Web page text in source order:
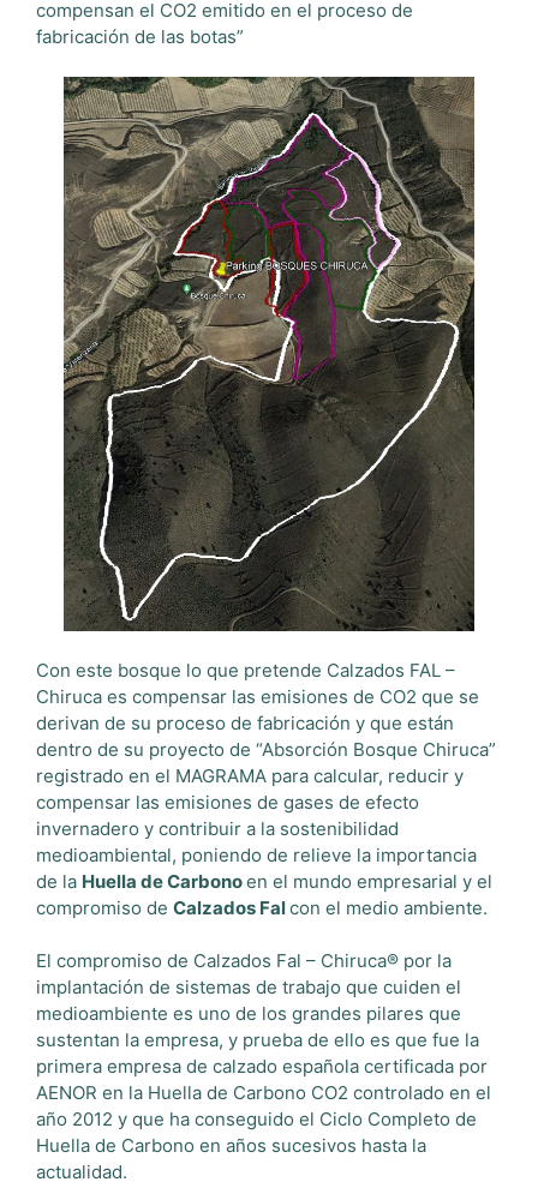
compensan el CO2 emitido en el proceso de
fabricación de las botas”
Con este bosque lo que pretende Calzados FAL –
Chiruca es compensar las emisiones de CO2 que se
derivan de su proceso de fabricación y que están
dentro de su proyecto de “Absorción Bosque Chiruca”
registrado en el MAGRAMA para calcular, reducir y
compensar las emisiones de gases de efecto
invernadero y contribuir a la sostenibilidad
medioambiental, poniendo de relieve la importancia
de la Huella de Carbonoen el mundo empresarial y el
compromiso de Calzados Falcon el medio ambiente.
El compromiso de Calzados Fal – Chiruca® por la
implantación de sistemas de trabajo que cuiden el
medioambiente es uno de los grandes pilares que
sustentan la empresa, y prueba de ello es que fue la
primera empresa de calzado española certificada por
AENOR en la Huella de Carbono CO2 controlado en el
año 2012 y que ha conseguido el Ciclo Completo de
Huella de Carbono en años sucesivos hasta la
actualidad.